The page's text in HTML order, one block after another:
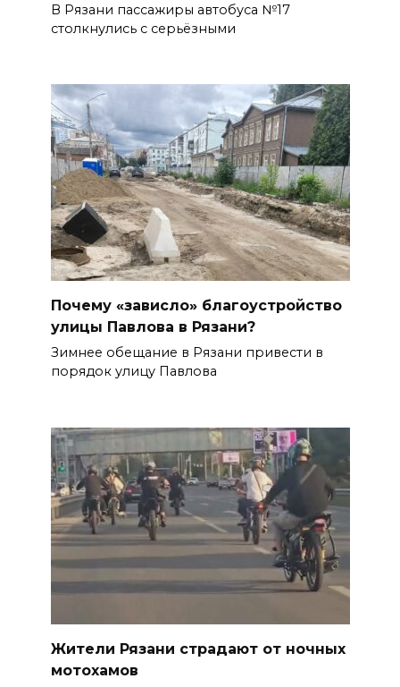
В Рязани пассажиры автобуса №17
столкнулись с серьёзными
Почему «зависло» благоустройство
улицы Павлова в Рязани?
Зимнее обещание в Рязани привести в
порядок улицу Павлова
Жители Рязани страдают от ночных
мотохамов